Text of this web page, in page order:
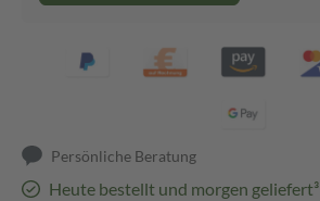
Persönliche Beratung
Heute bestellt und morgen geliefert³